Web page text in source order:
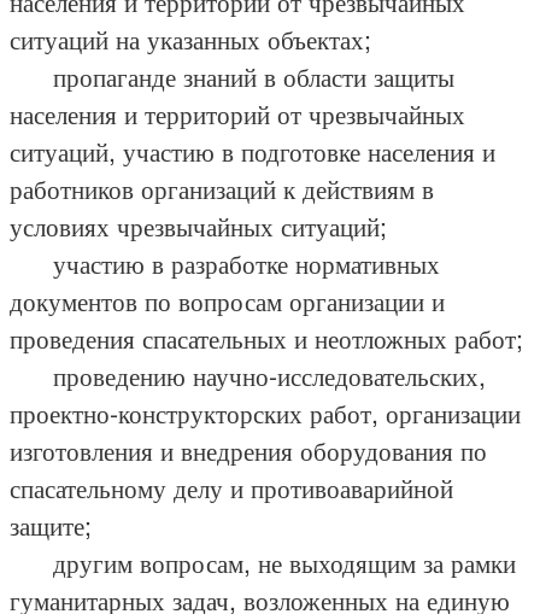
ситуаций на указанных объектах;
пропаганде знаний в области защиты
населения и территорий от чрезвычайных
ситуаций, участию в подготовке населения и
работников организаций к действиям в
условиях чрезвычайных ситуаций;
участию в разработке нормативных
документов по вопросам организации и
проведения спасательных и неотложных работ;
проведению научно-исследовательских,
проектно-конструкторских работ, организации
изготовления и внедрения оборудования по
спасательному делу и противоаварийной
защите;
другим вопросам, не выходящим за рамки
гуманитарных задач, возложенных на единую